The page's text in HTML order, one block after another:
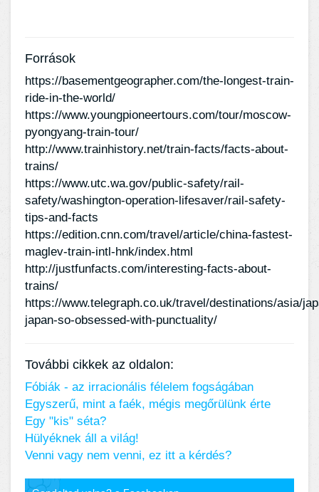
Források
https://basementgeographer.com/the-longest-train-
ride-in-the-world/
https://www.youngpioneertours.com/tour/moscow-
pyongyang-train-tour/
http://www.trainhistory.net/train-facts/facts-about-
trains/
https://www.utc.wa.gov/public-safety/rail-
safety/washington-operation-lifesaver/rail-safety-
tips-and-facts
https://edition.cnn.com/travel/article/china-fastest-
maglev-train-intl-hnk/index.html
http://justfunfacts.com/interesting-facts-about-
trains/
https://www.telegraph.co.uk/travel/destinations/asia/
japan-so-obsessed-with-punctuality/
További cikkek az oldalon:
Fóbiák - az irracionális félelem fogságában
Egyszerű, mint a faék, mégis megőrülünk érte
Egy "kis" séta?
Hülyéknek áll a világ!
Venni vagy nem venni, ez itt a kérdés?